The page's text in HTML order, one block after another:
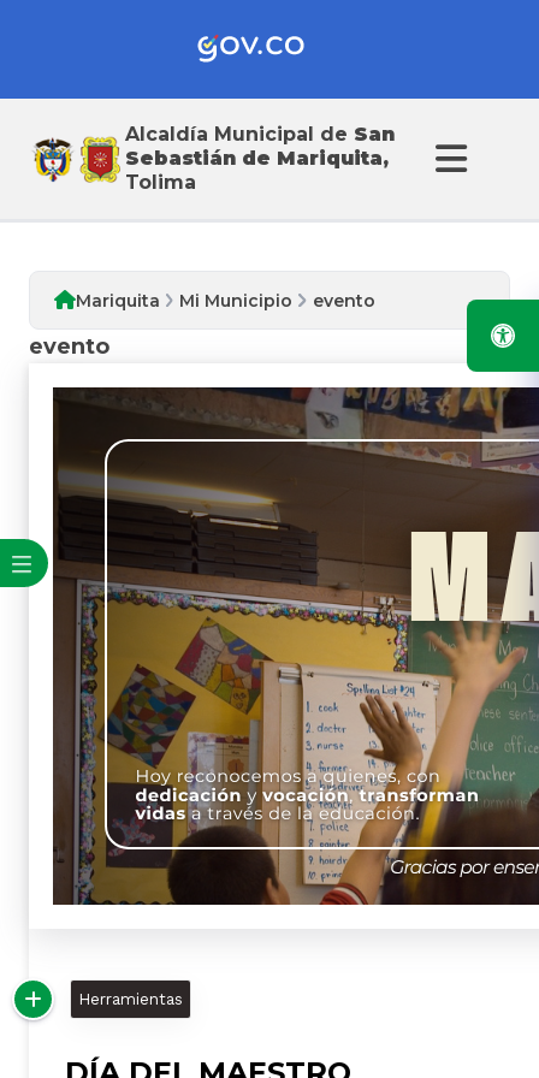
Alcaldía Municipal de San
Sebastián de Mariquita,
Tolima
Mi Municipio
Mariquita Mi Municipio evento
evento
Herramientas